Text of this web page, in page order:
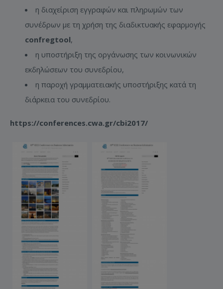
η διαχείριση εγγραφών και πληρωμών των
συνέδρων με τη χρήση της διαδικτυακής εφαρμογής
confregtool,
η υποστήριξη της οργάνωσης των κοινωνικών
εκδηλώσεων του συνεδρίου,
η παροχή γραμματειακής υποστήριξης κατά τη
διάρκεια του συνεδρίου.
https://conferences.cwa.gr/cbi2017/